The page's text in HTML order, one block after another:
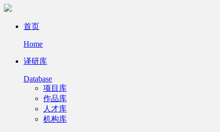
首页
Home
译研库
Database
项目库
作品库
人才库
机构库